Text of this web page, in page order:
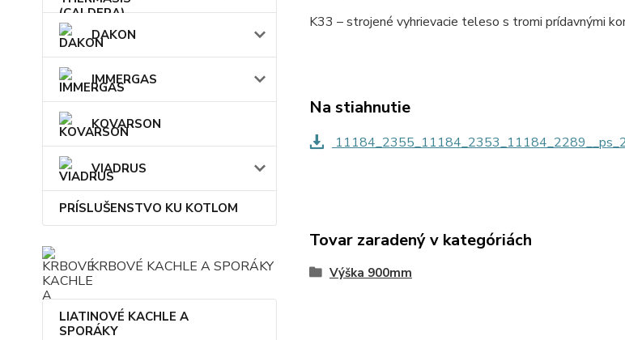
DAKON
IMMERGAS
KOVARSON
VIADRUS
PRÍSLUŠENSTVO KU KOTLOM
KRBOVÉ KACHLE A SPORÁKY
LIATINOVÉ KACHLE A
SPORÁKY
K33 – strojené vyhrievacie teleso s tromi prídavnými
Na stiahnutie
Tovar zaradený v kategóriách
Výška 900mm